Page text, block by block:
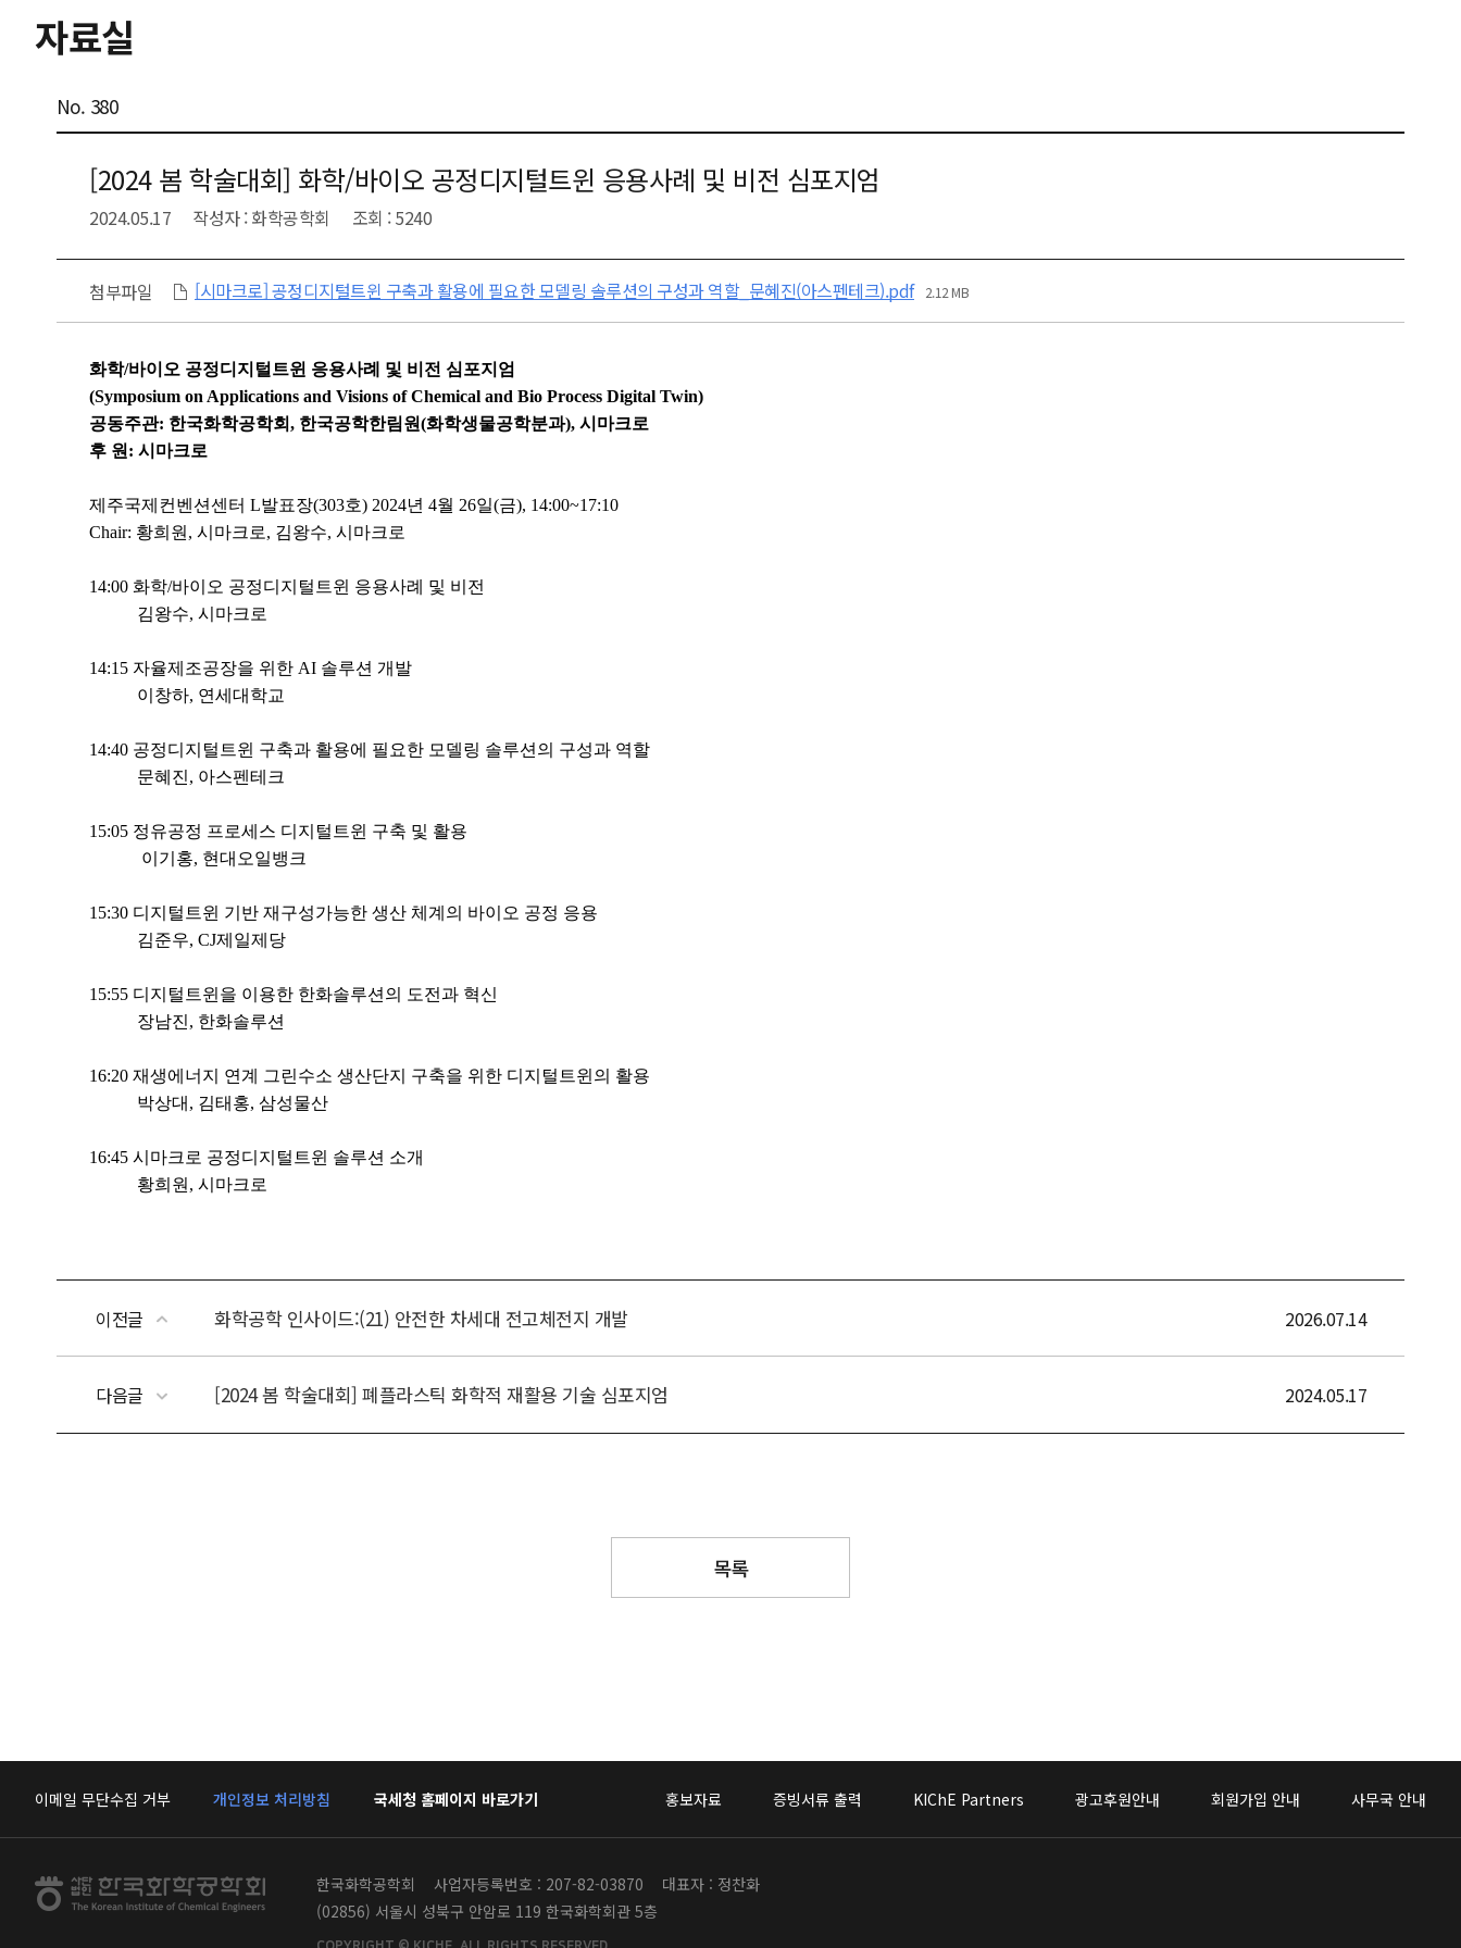
자료실
No. 380
[2024 봄 학술대회] 화학/바이오 공정디지털트윈 응용사례 및 비전 심포지엄
2024.05.17 작성자 : 화학공학회 조회 : 5240
첨부파일 [시마크로] 공정디지털트윈 구축과 활용에 필요한 모델링 솔루션의 구성과 역할_문혜진(아스펜테크).pdf 2.12 MB
이전글 화학공학 인사이드:(21) 안전한 차세대 전고체전지 개발 2026.07.14
다음글 [2024 봄 학술대회] 폐플라스틱 화학적 재활용 기술 심포지엄 2024.05.17
목록
이메일 무단수집 거부 개인정보 처리방침 국세청 홈페이지 바로가기 홍보자료 증빙서류 출력 KIChE Partners 광고후원안내 회원가입 안내 사무국 안내
한국화학공학회 사업자등록번호 : 207-82-03870
대표자 : 정찬화
(02856) 서울시 성북구 안암로 119 한국화학회관 5층